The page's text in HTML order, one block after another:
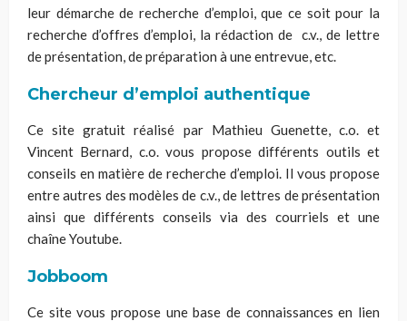
leur démarche de recherche d’emploi, que ce soit pour la
recherche d’offres d’emploi, la rédaction de c.v., de lettre
de présentation, de préparation à une entrevue, etc.
Chercheur d’emploi authentique
Ce site gratuit réalisé par Mathieu Guenette, c.o. et
Vincent Bernard, c.o. vous propose différents outils et
conseils en matière de recherche d’emploi. Il vous propose
entre autres des modèles de c.v., de lettres de présentation
ainsi que différents conseils via des courriels et une
chaîne Youtube.
Jobboom
Ce site vous propose une base de connaissances en lien